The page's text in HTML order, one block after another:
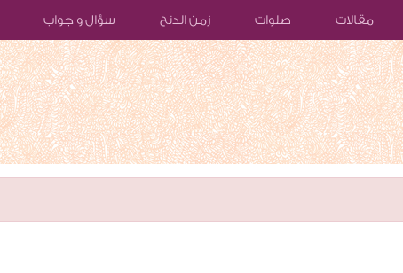
مقالات صلوات زمن الدنح سؤال و جواب